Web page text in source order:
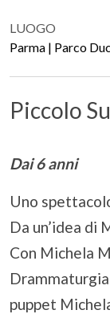
LUOGO
Parma | Parco
Piccolo
Dai 6 anni
Uno
Da un’idea di
Con Michela
puppet